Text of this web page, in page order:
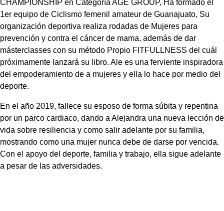
CHAMPIONSHIP en Categoría AGE GROUP, Ha formado el
1er equipo de Ciclismo femenil amateur de Guanajuato, Su
organización deportiva realiza rodadas de Mujeres para
prevención y contra el cáncer de mama, además de dar
másterclasses con su método Propio FITFULLNESS del cuál
próximamente lanzará su libro. Ale es una ferviente inspiradora
del empoderamiento de a mujeres y ella lo hace por medio del
deporte.
En el año 2019, fallece su esposo de forma súbita y repentina
por un parco cardiaco, dando a Alejandra una nueva lección de
vida sobre resiliencia y como salir adelante por su familia,
mostrando como una mujer nunca debe de darse por vencida.
Con el apoyo del deporte, familia y trabajo, ella sigue adelante
a pesar de las adversidades.